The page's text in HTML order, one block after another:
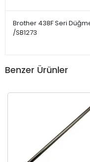
Brother 438F Seri
/SB1273
Benzer Ürünler